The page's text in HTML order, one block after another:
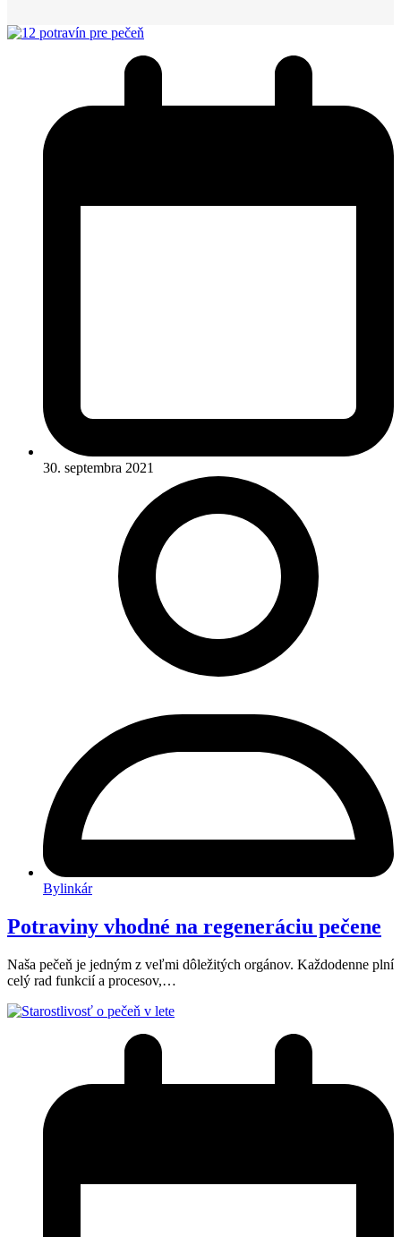
30. septembra 2021
Bylinkár
Potraviny vhodné na regeneráciu pečene
Naša pečeň je jedným z veľmi dôležitých orgánov. Každodenne plní
celý rad funkcií a procesov,…